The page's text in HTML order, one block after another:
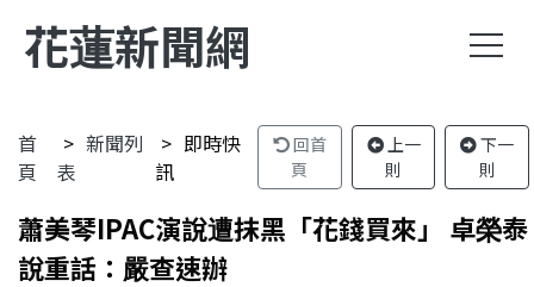
花蓮新聞網
首
頁
新聞列
表
即時快
訊
回首
頁
上一
則
下一
則
蕭美琴IPAC演說遭抹黑「花錢買來」 卓榮泰
說重話：嚴查速辦